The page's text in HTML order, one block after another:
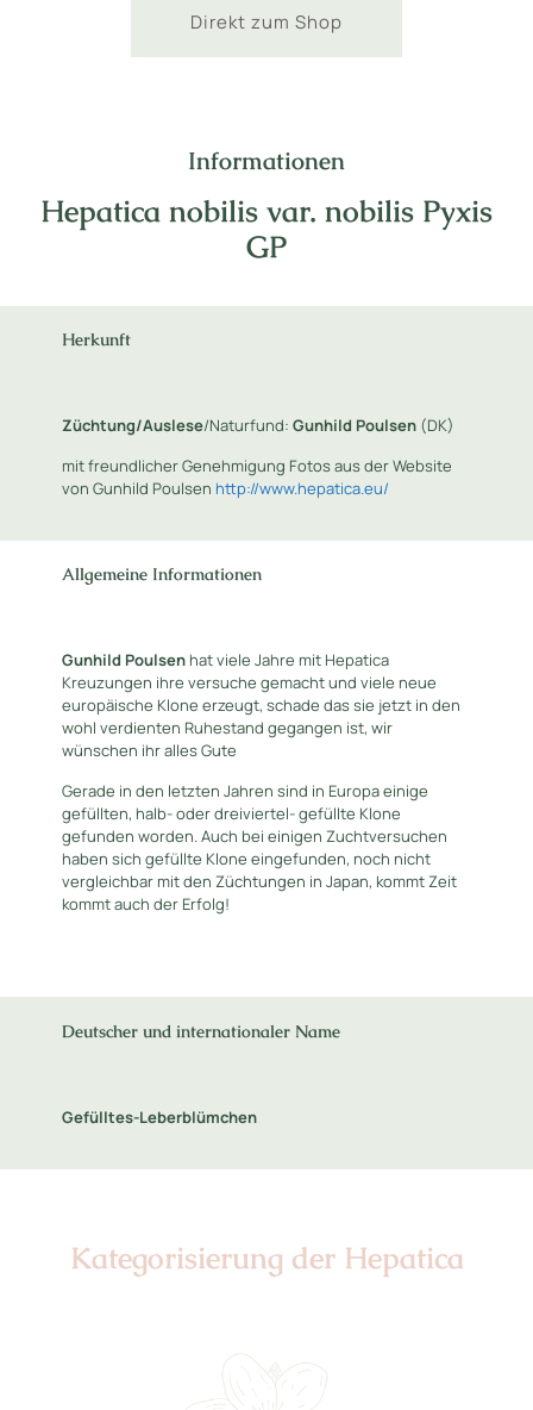
Direkt zum Shop
Informationen
Hepatica nobilis var. nobilis Pyxis
GP
Herkunft
Züchtung/Auslese/Naturfund:Gunhild Poulsen (DK)
mit freundlicher Genehmigung Fotos aus der Website
von Gunhild Poulsen http://www.hepatica.eu/
Allgemeine Informationen
Gunhild Poulsen hat viele Jahre mit Hepatica
Kreuzungen ihre versuche gemacht und viele neue
europäische Klone erzeugt, schade das sie jetzt in den
wohl verdienten Ruhestand gegangen ist, wir
wünschen ihr alles Gute
Gerade in den letzten Jahren sind in Europa einige
gefüllten, halb- oder dreiviertel- gefüllte Klone
gefunden worden. Auch bei einigen Zuchtversuchen
haben sich gefüllte Klone eingefunden, noch nicht
vergleichbar mit den Züchtungen in Japan, kommt Zeit
kommt auch der Erfolg!
Deutscher und internationaler Name
Gefülltes-Leberblümchen
Kategorisierung der Hepatica